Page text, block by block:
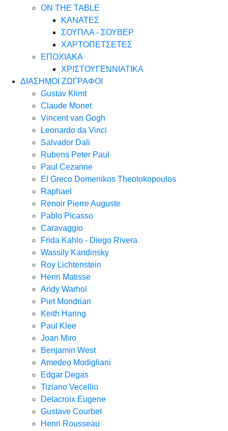
ON THE TABLE
ΚΑΝΑΤΕΣ
ΣΟΥΠΛΑ - ΣΟΥΒΕΡ
ΧΑΡΤΟΠΕΤΣΕΤΕΣ
ΕΠΟΧΙΑΚΑ
ΧΡΙΣΤΟΥΓΕΝΝΙΑΤΙΚΑ
ΔΙΑΣΗΜΟΙ ΖΩΓΡΑΦΟΙ
Gustav Klimt
Claude Monet
Vincent van Gogh
Leonardo da Vinci
Salvador Dali
Rubens Peter Paul
Paul Cezanne
El Greco Domenikos Theotokopoulos
Raphael
Renoir Pierre Auguste
Pablo Picasso
Caravaggio
Frida Kahlo - Diego Rivera
Wassily Kandinsky
Roy Lichtenstein
Henri Matisse
Andy Warhol
Piet Mondrian
Keith Haring
Paul Klee
Joan Miro
Benjamin West
Amedeo Modigliani
Edgar Degas
Tiziano Vecellio
Delacroix Eugene
Gustave Courbet
Henri Rousseau